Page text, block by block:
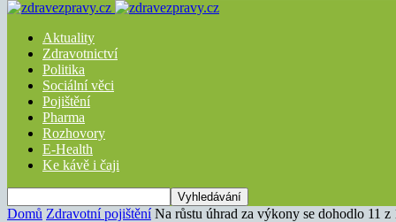
Aktuality
Zdravotnictví
Politika
Sociální věci
Pojištění
Pharma
Rozhovory
E-Health
Ke kávě i čaji
Domů Zdravotní pojištění Na růstu úhrad za výkony se dohodlo 11 z